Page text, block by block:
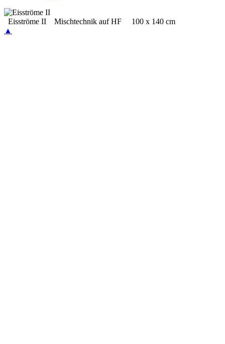
Eisströme II Mischtechnik auf HF 100 x 140 cm
▲